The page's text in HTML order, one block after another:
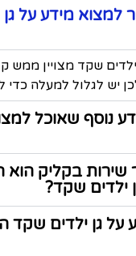
מידע על גן
שקד מצויין ממש
יש לגלול למעלה כדי
נוסף שאוכל
בקליק הוא
ילדים שקד?
גן ילדים שקד